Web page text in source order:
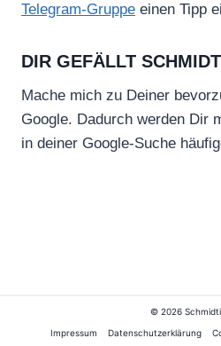
Telegram-Gruppe einen Tipp
DIR GEFÄLLT
Mache mich zu Deiner
Google. Dadurch werden Dir
in deiner Google-Suche
© 2026
Impressum Datenschutzerklärung